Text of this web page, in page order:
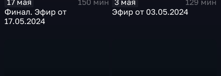
150 мин
Финал. Эфир от
17.05.2024
129 мин
Эфир от 03.05.2024